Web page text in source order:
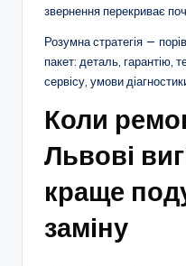
звернення перекриває
Розумна стратегія —
пакет: деталь, гарантію,
сервісу, умови
Коли
Львові
краще
заміну